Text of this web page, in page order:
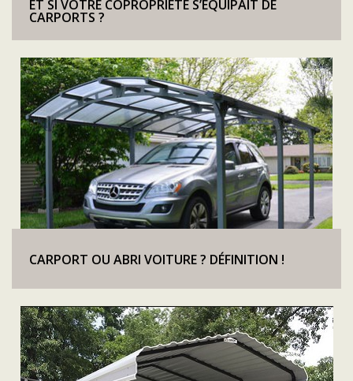
ET SI VOTRE COPROPRIÉTÉ S’ÉQUIPAIT DE
CARPORTS ?
CARPORT OU ABRI VOITURE ? DÉFINITION !